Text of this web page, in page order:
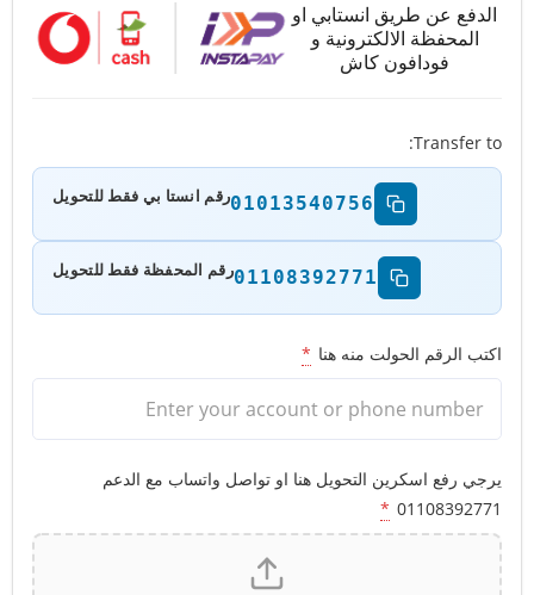
الدفع عن طريق انستابي او
المحفظة الالكترونية و
فودافون كاش
Transfer to:
رقم انستا بي فقط للتحويل01013540756
رقم المحفظة فقط للتحويل01108392771
اكتب الرقم الحولت منه هنا *
يرجي رفع اسكرين التحويل هنا او تواصل واتساب مع الدعم
01108392771
*